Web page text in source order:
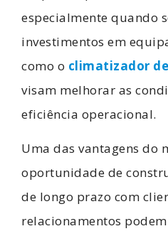
especialmente quando
investimentos em
como o climatizador
visam melhorar as
eficiência operacional.
Uma das vantagens do
oportunidade de
de longo prazo com
relacionamentos